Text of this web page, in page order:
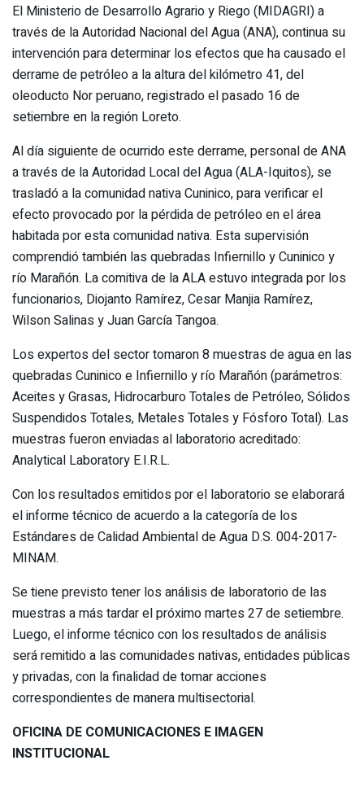
El Ministerio de Desarrollo Agrario y Riego (MIDAGRI) a
través de la Autoridad Nacional del Agua (ANA), continua su
intervención para determinar los efectos que ha causado el
derrame de petróleo a la altura del kilómetro 41, del
oleoducto Nor peruano, registrado el pasado 16 de
setiembre en la región Loreto.
Al día siguiente de ocurrido este derrame, personal de ANA
a través de la Autoridad Local del Agua (ALA-Iquitos), se
trasladó a la comunidad nativa Cuninico, para verificar el
efecto provocado por la pérdida de petróleo en el área
habitada por esta comunidad nativa. Esta supervisión
comprendió también las quebradas Infiernillo y Cuninico y
río Marañón. La comitiva de la ALA estuvo integrada por los
funcionarios, Diojanto Ramírez, Cesar Manjia Ramírez,
Wilson Salinas y Juan García Tangoa.
Los expertos del sector tomaron 8 muestras de agua en las
quebradas Cuninico e Infiernillo y río Marañón (parámetros:
Aceites y Grasas, Hidrocarburo Totales de Petróleo, Sólidos
Suspendidos Totales, Metales Totales y Fósforo Total). Las
muestras fueron enviadas al laboratorio acreditado:
Analytical Laboratory E.I.R.L.
Con los resultados emitidos por el laboratorio se elaborará
el informe técnico de acuerdo a la categoría de los
Estándares de Calidad Ambiental de Agua D.S. 004-2017-
MINAM.
Se tiene previsto tener los análisis de laboratorio de las
muestras a más tardar el próximo martes 27 de setiembre.
Luego, el informe técnico con los resultados de análisis
será remitido a las comunidades nativas, entidades públicas
y privadas, con la finalidad de tomar acciones
correspondientes de manera multisectorial.
OFICINA DE COMUNICACIONES E IMAGEN
INSTITUCIONAL